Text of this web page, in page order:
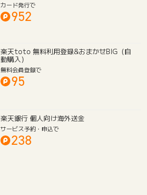
カード発行で
952
楽天toto 無料利用登録&おまかせBIG（自
動購入）
無料会員登録で
95
楽天銀行 個人向け海外送金
サービス予約・申込で
238